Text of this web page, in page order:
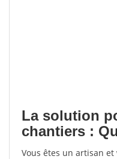
La solution
chantiers :
Vous êtes un artisan